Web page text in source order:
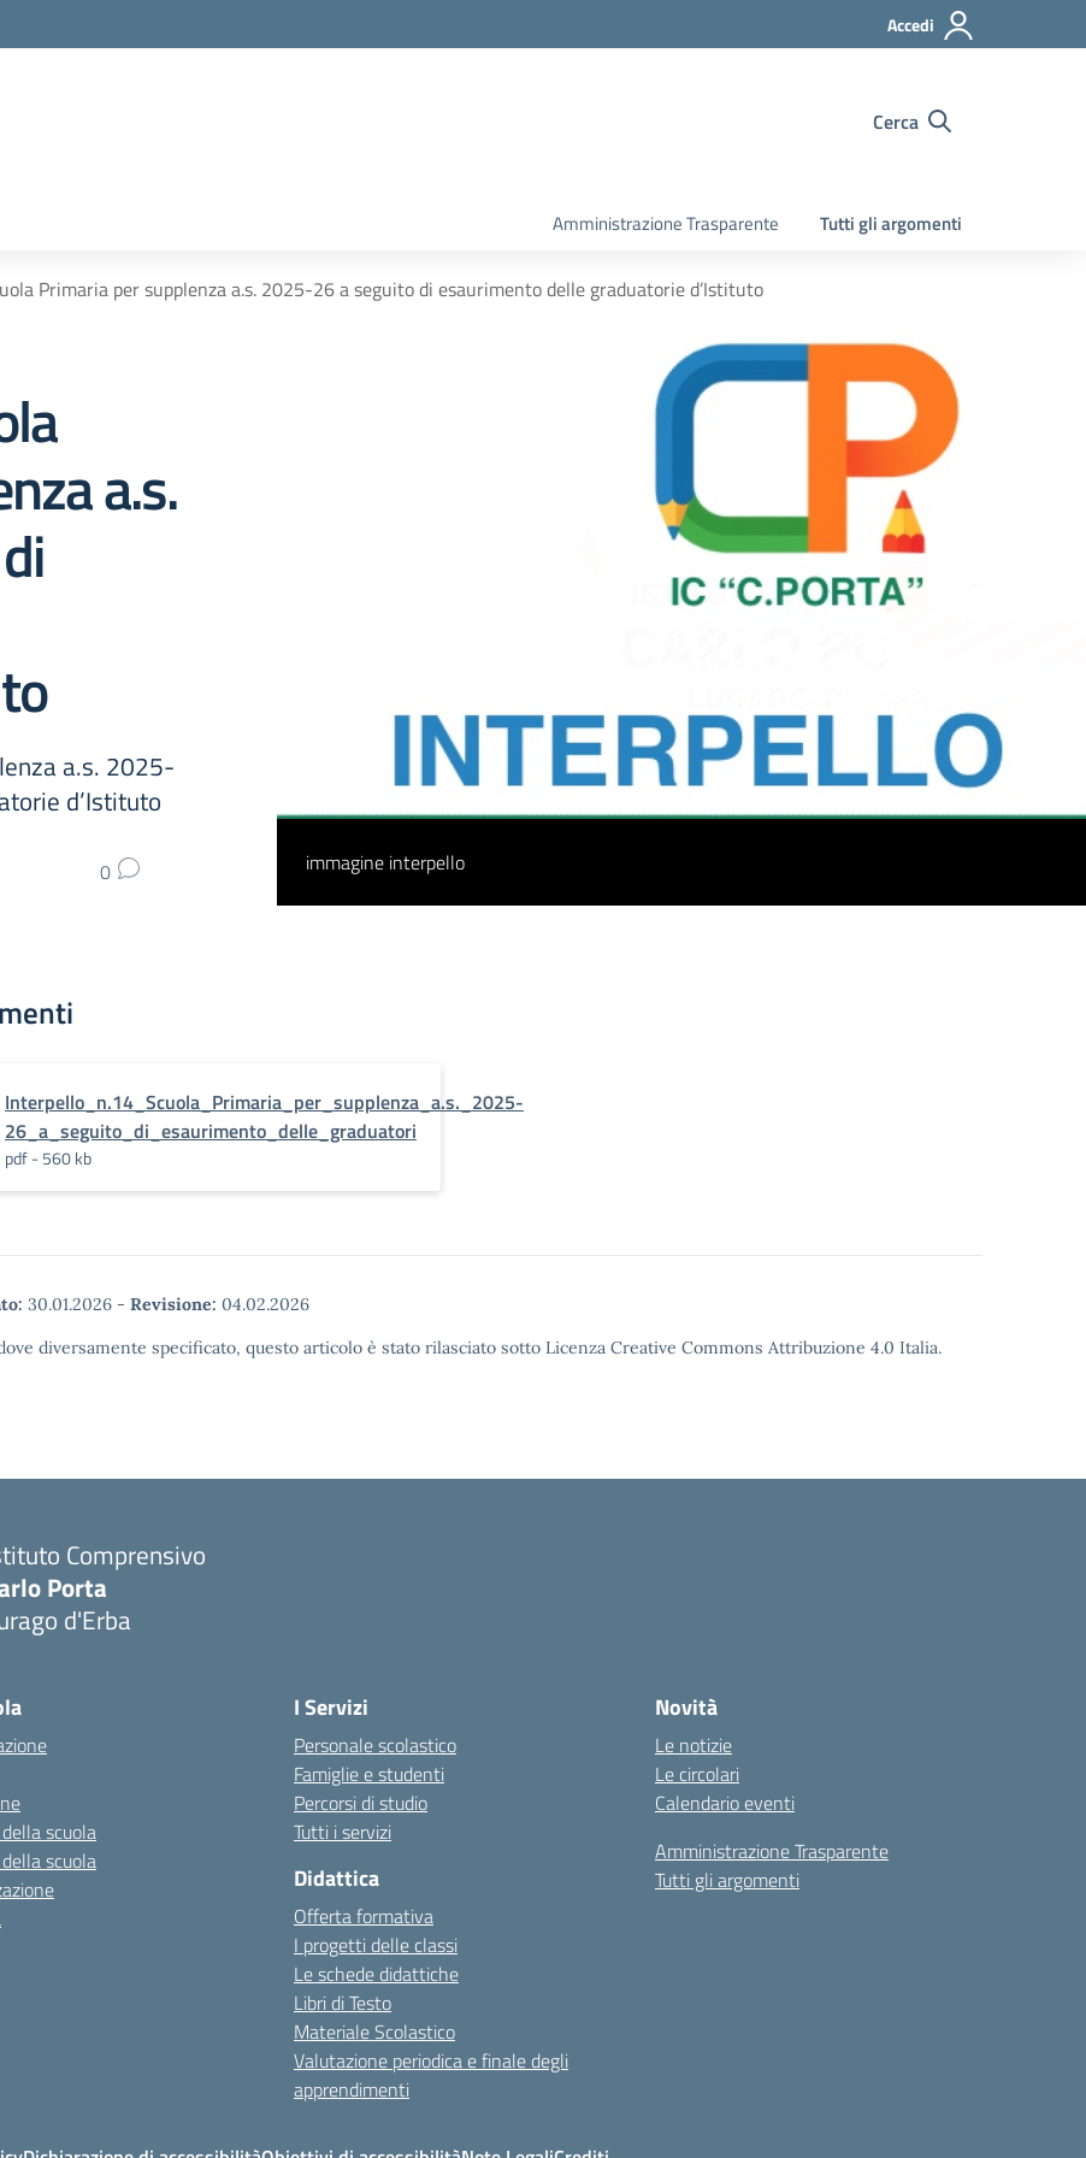
Accedi
Cerca
Amministrazione Trasparente Tutti gli argomenti
Primaria per supplenza a.s. 2025-26 a seguito di esaurimento delle graduatorie d’Istituto
immagine interpello
a.s.
a.s. 2025-
d’Istituto
0
Interpello_n.14_Scuola_Primaria_per_supplenza_a.s._2025-
26_a_seguito_di_esaurimento_delle_graduatori
pdf - 560 kb
30.01.2026 - Revisione: 04.02.2026
diversamente specificato, questo articolo è stato rilasciato sotto Licenza Creative Commons Attribuzione 4.0 Italia.
Comprensivo
Porta
d'Erba
scuola
scuola
I Servizi
Personale scolastico
Famiglie e studenti
Percorsi di studio
Tutti i servizi
Didattica
Offerta formativa
I progetti delle classi
Le schede didattiche
Libri di Testo
Materiale Scolastico
Valutazione periodica e finale degli
apprendimenti
Novità
Le notizie
Le circolari
Calendario eventi
Amministrazione Trasparente
Tutti gli argomenti